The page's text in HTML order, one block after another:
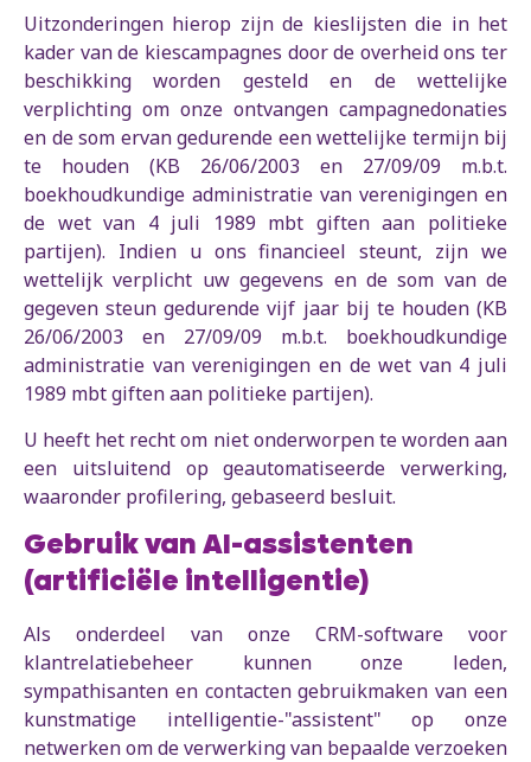
Uitzonderingen hierop zijn de kieslijsten die in het
kader van de kiescampagnes door de overheid ons ter
beschikking worden gesteld en de wettelijke
verplichting om onze ontvangen campagnedonaties
en de som ervan gedurende een wettelijke termijn bij
te houden (KB 26/06/2003 en 27/09/09 m.b.t.
boekhoudkundige administratie van verenigingen en
de wet van 4 juli 1989 mbt giften aan politieke
partijen). Indien u ons financieel steunt, zijn we
wettelijk verplicht uw gegevens en de som van de
gegeven steun gedurende vijf jaar bij te houden (KB
26/06/2003 en 27/09/09 m.b.t. boekhoudkundige
administratie van verenigingen en de wet van 4 juli
1989 mbt giften aan politieke partijen).
U heeft het recht om niet onderworpen te worden aan
een uitsluitend op geautomatiseerde verwerking,
waaronder profilering, gebaseerd besluit.
Gebruik van AI-assistenten
(artificiële intelligentie)
Als onderdeel van onze CRM-software voor
klantrelatiebeheer kunnen onze leden,
sympathisanten en contacten gebruikmaken van een
kunstmatige intelligentie-"assistent" op onze
netwerken om de verwerking van bepaalde verzoeken